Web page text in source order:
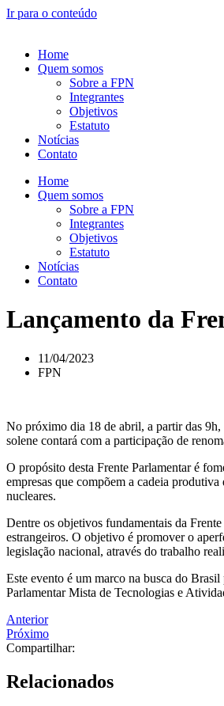
Ir para o conteúdo
Home
Quem somos
Sobre a FPN
Integrantes
Objetivos
Estatuto
Notícias
Contato
Home
Quem somos
Sobre a FPN
Integrantes
Objetivos
Estatuto
Notícias
Contato
Lançamento da
11/04/2023
FPN
No próximo dia 18 de abril, a partir das 9h,
solene contará com a participação de
O propósito desta Frente Parlamentar é
empresas que compõem a cadeia
nucleares.
Dentre os objetivos fundamentais da
estrangeiros. O objetivo é promover o
legislação nacional, através do trabalho
Este evento é um marco na busca do
Parlamentar Mista de Tecnologias e
Anterior
Próximo
Compartilhar:
Relacionados